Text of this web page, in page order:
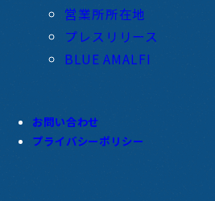
営業所所在地
プレスリリース
BLUE AMALFI
お問い合わせ
プライバシーポリシー